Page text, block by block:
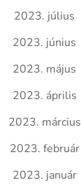
2023. július
2023. június
2023. május
2023. április
2023. március
2023. február
2023. január